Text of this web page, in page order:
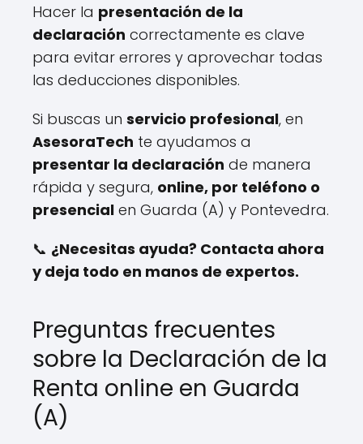
Hacer la presentación de la
declaración correctamente es clave
para evitar errores y aprovechar todas
las deducciones disponibles.
Si buscas un servicio profesional, en
AsesoraTech te ayudamos a
presentar la declaración de manera
rápida y segura, online, por teléfono o
presencial en Guarda (A) y Pontevedra.
📞 ¿Necesitas ayuda? Contacta ahora
y deja todo en manos de expertos.
Preguntas frecuentes
sobre la Declaración de la
Renta online en Guarda
(A)